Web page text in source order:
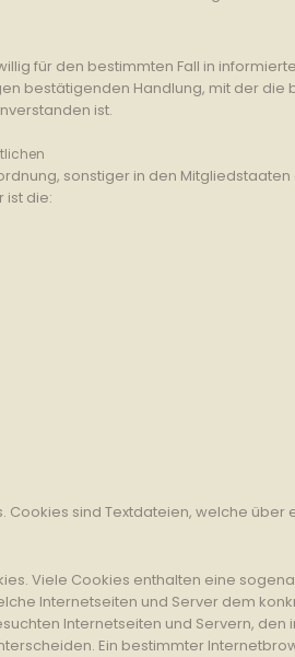
für den bestimmten Fall in
bestätigenden Handlung, mit der
ist.
sonstiger in den
ist die:
Cookies sind Textdateien, welche
Viele Cookies enthalten eine
Internetseiten und Server dem
Internetseiten und Servern,
Ein bestimmter